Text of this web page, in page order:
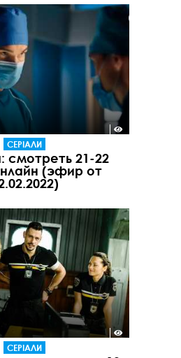
СЕРІАЛИ
смотреть 21-22
(эфир от
СЕРІАЛИ